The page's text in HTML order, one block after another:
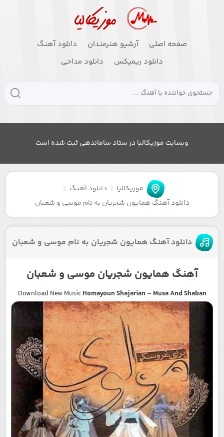
صفحه اصلی آرشیو هنرمندان
دانلود آهنگ
دانلود ریمیکس
دانلود مداحی
وبسایت موزیکالیا در ستاد ساماندهی ثبت شده است
موزیکالیا
دانلود آهنگ
دانلود آهنگ همایون شجریان به نام موسی و شعبان
دانلود آهنگ همایون شجریان به نام موسی و شعبان
آهنگ همایون شجریان موسی و شعبان
Download New MusicHomayoun Shajarian – Musa And Shaban